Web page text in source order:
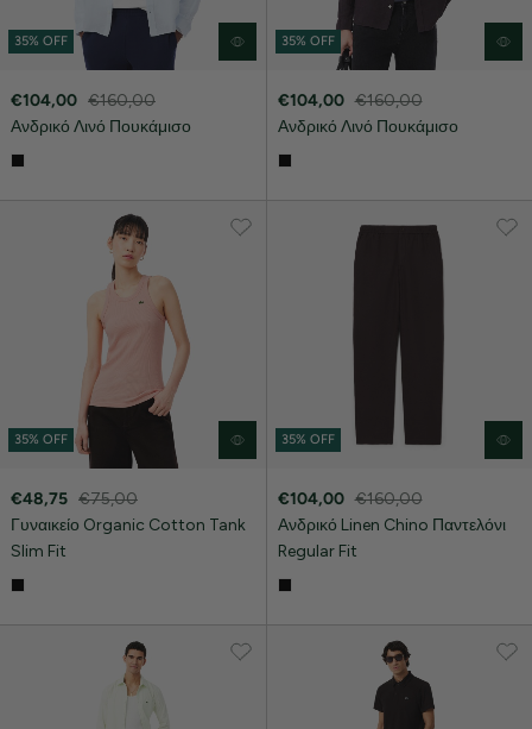
35% OFF
€104,00 €160,00
Ανδρικό Λινό Πουκάμισο
35% OFF
€104,00 €160,00
Ανδρικό Λινό Πουκάμισο
35% OFF
€48,75 €75,00
Γυναικείο Organic Cotton Tank
Slim Fit
35% OFF
€104,00 €160,00
Ανδρικό Linen Chino Παντελόνι
Regular Fit